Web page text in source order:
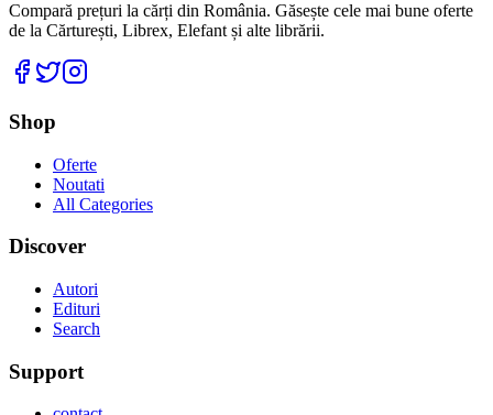
Compară prețuri la cărți din România. Găsește cele mai bune oferte
de la Cărturești, Librex, Elefant și alte librării.
Facebook
Twitter
Shop
Oferte
Noutati
All Categories
Discover
Autori
Edituri
Search
Support